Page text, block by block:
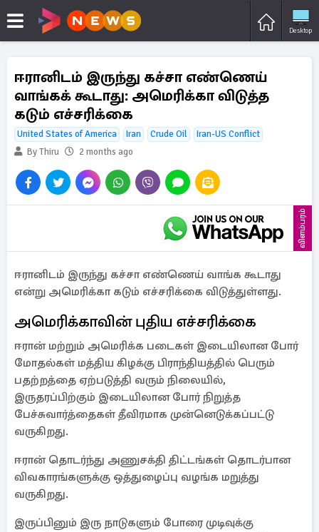
Desktop
ஈரானிடம் இருந்து கச்சா எண்ணெய்
வாங்கக் கூடாது: அமெரிக்கா விடுத்த
கடும் எச்சரிக்கை
United States of America Iran Crude Oil
Iran-US Conflict
By Thiru
2 months ago
விளம்பரம்
ஈரானிடம் இருந்து கச்சா எண்ணெய் வாங்க கூடாது
என்று அமெரிக்கா கடும் எச்சரிக்கை விடுத்துள்ளது.
அமெரிக்காவின் புதிய எச்சரிக்கை
ஈரான் மற்றும் அமெரிக்க படைகள் இடையிலான போர்
மோதல்கள் மத்திய கிழக்கு பிராந்தியத்தில் பெரும்
பதற்றத்தை ஏற்படுத்தி வரும் நிலையில்,
இருதரப்பிற்கும் இடையிலான போர் நிறுத்த
பேச்சுவார்த்தைகள் தீவிரமாக முன்னெடுக்கப்பட்டு
வருகிறது.
ஈரான் தொடர்ந்து அணுசக்தி திட்டங்கள் தொடர்பான
விவகாரங்களுக்கு ஒத்துழைப்பு வழங்க மறுத்து
வருகிறது.
இருப்பினும் இரு நாடுகளும் போரை முடிவுக்கு